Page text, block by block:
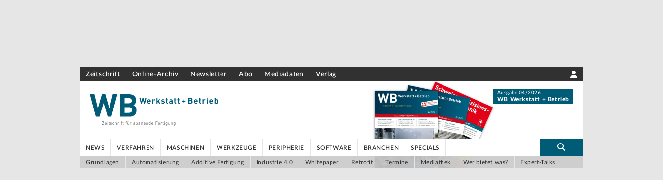
Zeitschrift Online-Archiv Newsletter Abo Mediadaten Verlag
Ausgabe 04/2026
WB Werkstatt + Betrieb
NEWS VERFAHREN MASCHINEN WERKZEUGE PERIPHERIE SOFTWARE BRANCHEN SPECIALS
Grundlagen Automatisierung Additive Fertigung Industrie 4.0 Whitepaper Retrofit Termine Mediathek Wer bietet was? Expert-Talks